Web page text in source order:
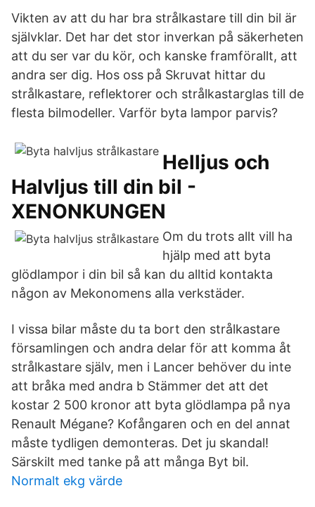
Vikten av att du har bra strålkastare till din bil är
självklar. Det har det stor inverkan på säkerheten
att du ser var du kör, och kanske framförallt, att
andra ser dig. Hos oss på Skruvat hittar du
strålkastare, reflektorer och strålkastarglas till de
flesta bilmodeller. Varför byta lampor parvis?
Helljus och
Halvljus till din bil -
XENONKUNGEN
Om du trots allt vill ha
hjälp med att byta
glödlampor i din bil så kan du alltid kontakta
någon av Mekonomens alla verkstäder.
I vissa bilar måste du ta bort den strålkastare
församlingen och andra delar för att komma åt
strålkastare själv, men i Lancer behöver du inte
att bråka med andra b Stämmer det att det
kostar 2 500 kronor att byta glödlampa på nya
Renault Mégane? Kofångaren och en del annat
måste tydligen demonteras. Det ju skandal!
Särskilt med tanke på att många Byt bil.
Normalt ekg värde